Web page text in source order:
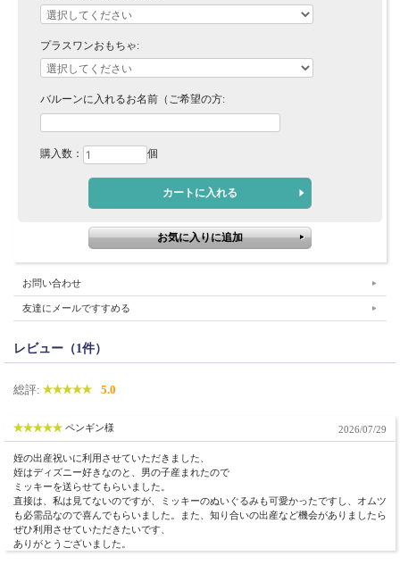
プラスワンおもちゃ:
バルーンに入れるお名前（ご希望の方:
購入数： 個
お問い合わせ
友達にメールですすめる
レビュー（1件）
総評: 5.0
ペンギン様 2026/07/29
姪の出産祝いに利用させていただきました、
姪はディズニー好きなのと、男の子産まれたので
ミッキーを送らせてもらいました。
直接は、私は見てないのですが、ミッキーのぬいぐるみも可愛かったですし、オムツ
も必需品なので喜んでもらいました。また、知り合いの出産など機会がありましたら
ぜひ利用させていただきたいです、
ありがとうございました。